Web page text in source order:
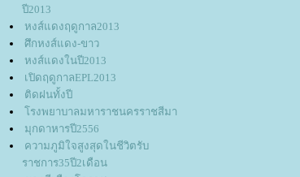
ปี2013
หงส์แดงฤดูกาล2013
ศึกหงส์แดง-ขาว
หงส์แดงในปี2013
เปิดฤดูกาลEPL2013
ติดฝนทั้งปี
รงพยาบาลมหาราชนครราชสีมา
มุกดาหารปี2556
ความภูมิใจสูงสุดในชีวิตรับ
ราชการ35ปี2เดือน